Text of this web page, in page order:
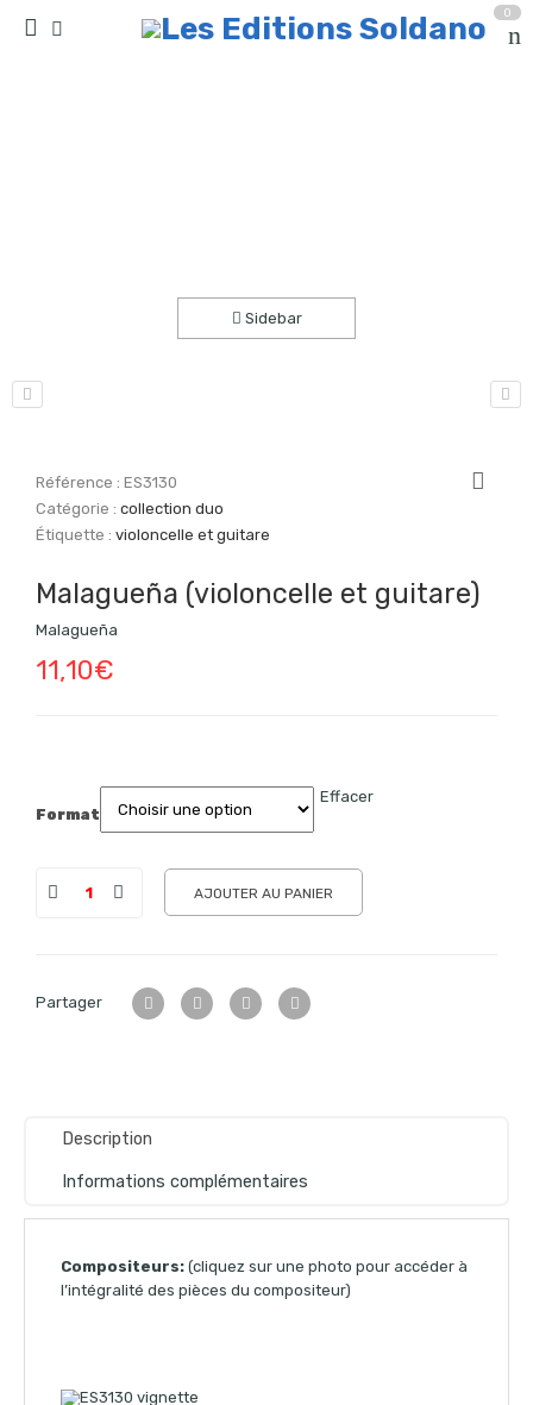
0
Sidebar
Référence :ES3130
Catégorie :collection duo
Étiquette :violoncelle et guitare
Malagueña (violoncelle et guitare)
Malagueña
11,10€
Format
Effacer
AJOUTER AU PANIER
Partager
Description
Informations complémentaires
Compositeurs: (cliquez sur une photo pour accéder à
l’intégralité des pièces du compositeur)